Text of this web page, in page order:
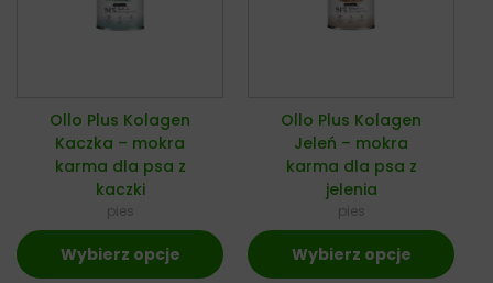
Ollo Plus Kolagen
Kaczka – mokra
karma dla psa z
kaczki
pies
Wybierz opcje
Ollo Plus Kolagen
Jeleń – mokra
karma dla psa z
jelenia
pies
Wybierz opcje